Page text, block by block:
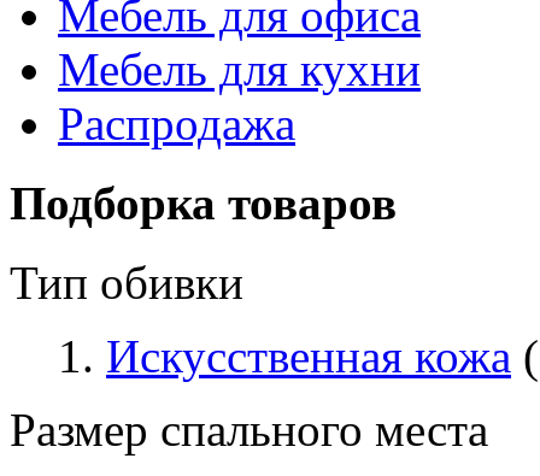
Мебель для офиса
Мебель для кухни
Распродажа
Подборка товаров
Тип обивки
Искусственная кожа
Размер спального места